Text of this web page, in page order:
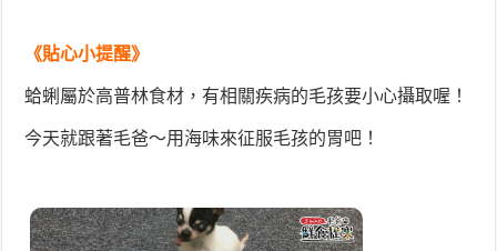
《貼心小提醒》
蛤蜊屬於高普林食材，有相關疾病的毛孩要小心攝取喔！
今天就跟著毛爸～用海味來征服毛孩的胃吧！